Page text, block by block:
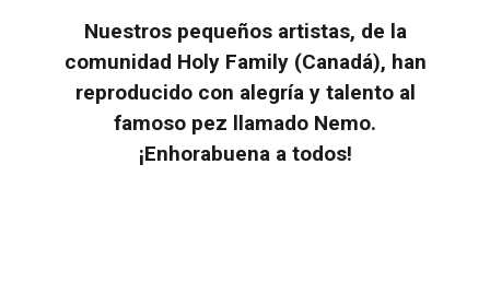
Nuestros pequeños artistas, de la
comunidad Holy Family (Canadá), han
reproducido con alegría y talento al
famoso pez llamado Nemo.
¡Enhorabuena a todos!